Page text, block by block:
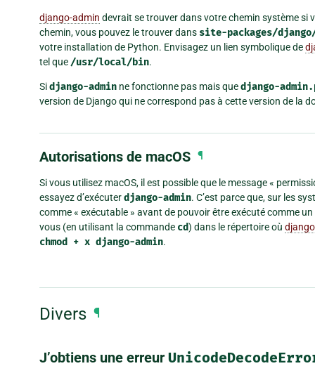
django-admin devrait se trouver dans votre chemin système si
chemin, vous pouvez le trouver dans site-packages/
votre installation de Python. Envisagez un lien symbolique de
tel que /usr/local/bin.
Sidjango-admin ne fonctionne pas mais quedjango-
version de Django qui ne correspond pas à cette version de la
Autorisations de macOS ¶
Si vous utilisez macOS, il est possible que le message «
essayez d’exécuterdjango-admin. C’est parce que, sur les
comme « exécutable » avant de pouvoir être exécuté comme
vous (en utilisant la commande cd) dans le répertoire où
chmod
+ x django-admin.
Divers ¶
J’obtiens une erreur